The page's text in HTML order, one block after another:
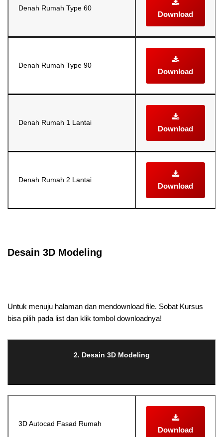
Denah Rumah Type 60
Download
Denah Rumah Type 90
Download
Denah Rumah 1 Lantai
Download
Denah Rumah 2 Lantai
Download
Desain 3D Modeling
Untuk menuju halaman dan mendownload file. Sobat Kursus
bisa pilih pada list dan klik tombol downloadnya!
2. Desain 3D Modeling
3D Autocad Fasad Rumah
Download